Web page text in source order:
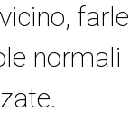
farle
normali